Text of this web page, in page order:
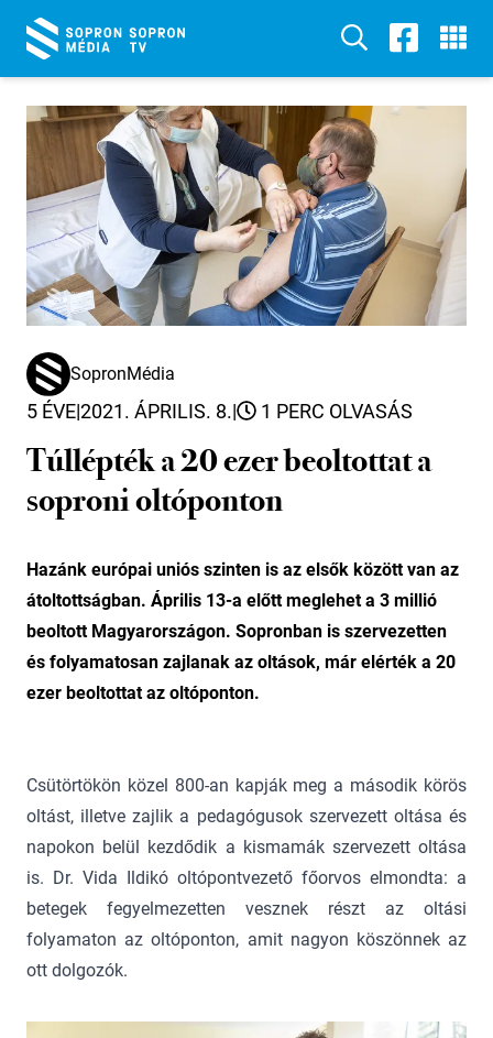
SopronMédia
5 ÉVE|2021. ÁPRILIS. 8.| 1 PERC OLVASÁS
Túllépték a 20 ezer beoltottat a
soproni oltóponton
Hazánk európai uniós szinten is az elsők között van az
átoltottságban. Április 13-a előtt meglehet a 3 millió
beoltott Magyarországon. Sopronban is szervezetten
és folyamatosan zajlanak az oltások, már elérték a 20
ezer beoltottat az oltóponton.
Csütörtökön közel 800-an kapják meg a második körös
oltást, illetve zajlik a pedagógusok szervezett oltása és
napokon belül kezdődik a kismamák szervezett oltása
is. Dr. Vida Ildikó oltópontvezető főorvos elmondta: a
betegek fegyelmezetten vesznek részt az oltási
folyamaton az oltóponton, amit nagyon köszönnek az
ott dolgozók.